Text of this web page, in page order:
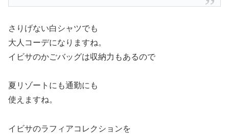
さりげない白シャツでも
大人コーデになりますね。
イビサのかごバッグは収納力もあるので
夏リゾートにも通勤にも
使えますね。
イビサのラフィアコレクションを